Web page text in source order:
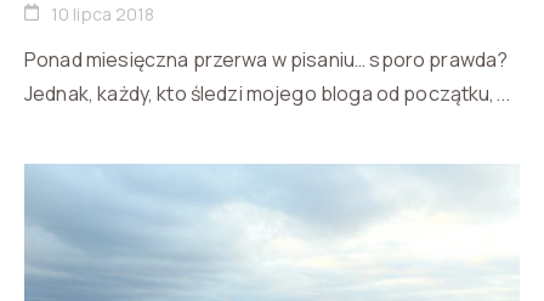
10 lipca 2018
Ponad miesięczna przerwa w pisaniu… sporo prawda?
Jednak, każdy, kto śledzi mojego bloga od początku,...